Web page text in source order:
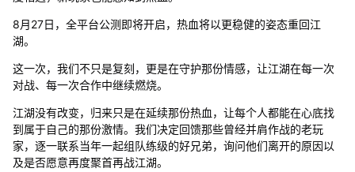
8月27日，全平台公测即将开启，热血将以更稳健的姿态重回江
湖。
这一次，我们不只是复刻，更是在守护那份情感，让江湖在每一次
对战、每一次合作中继续燃烧。
江湖没有改变，归来只是在延续那份热血，让每个人都能在心底找
到属于自己的那份激情。我们决定回馈那些曾经并肩作战的老玩
家，逐一联系当年一起组队练级的好兄弟，询问他们离开的原因以
及是否愿意再度聚首再战江湖。